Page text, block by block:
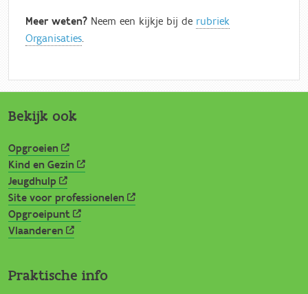
Meer weten? Neem een kijkje bij de rubriek
Organisaties.
Bekijk ook
Opgroeien
Kind en Gezin
Jeugdhulp
Site voor professionelen
Opgroeipunt
Vlaanderen
Praktische info